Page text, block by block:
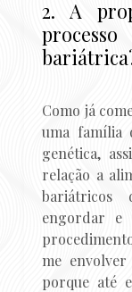
2. A
Como já
uma família
genética,
relação a
bariátricos
engordar e
me
porque até